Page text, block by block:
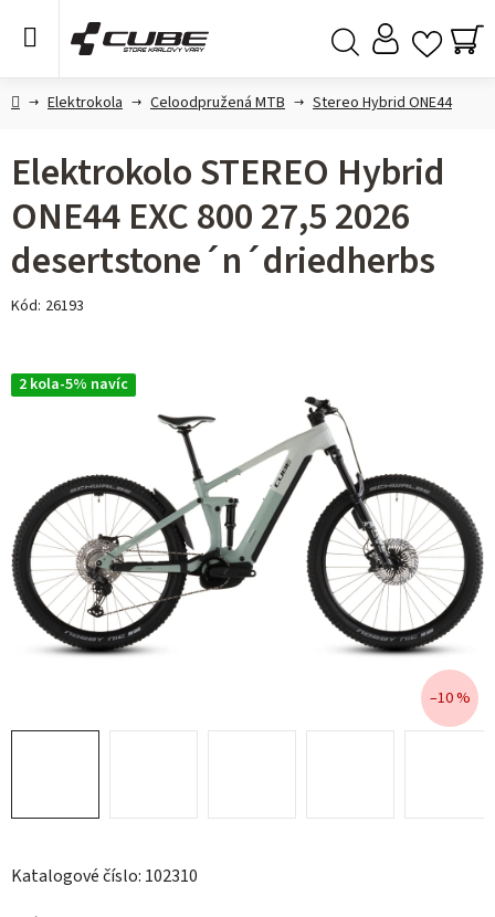
DomůElektrokola Celoodpružená MTB Stereo Hybrid ONE44
Katalogové číslo: 102310
Elektrokolo STEREO Hybrid
ONE44 EXC 800 27,5 2026
desertstone´n´driedherbs
Kód: 26193
2 kola-5% navíc
–10 %